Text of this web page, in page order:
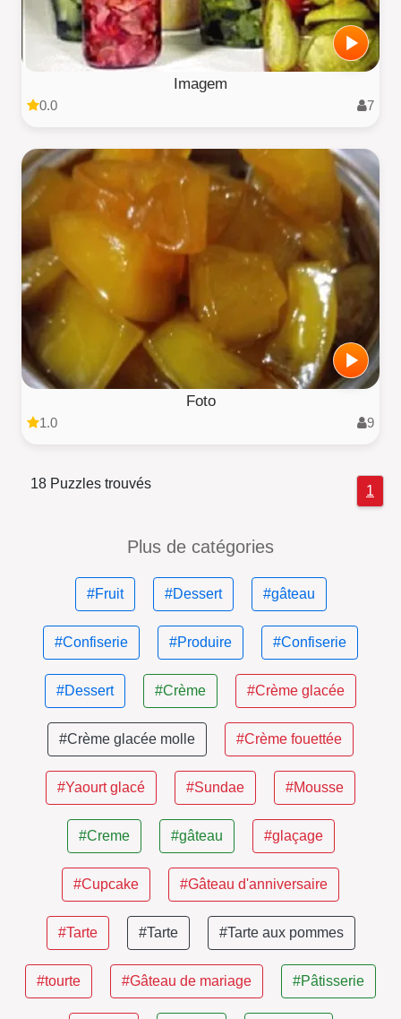
Imagem
0.0 7
Foto
1.0 9
18 Puzzles trouvés 1
Plus de catégories
#Fruit #Dessert #gâteau
#Confiserie #Produire #Confiserie
#Dessert #Crème #Crème glacée
#Crème glacée molle #Crème fouettée
#Yaourt glacé #Sundae #Mousse
#Creme #gâteau #glaçage
#Cupcake #Gâteau d'anniversaire
#Tarte #Tarte #Tarte aux pommes
#tourte #Gâteau de mariage #Pâtisserie